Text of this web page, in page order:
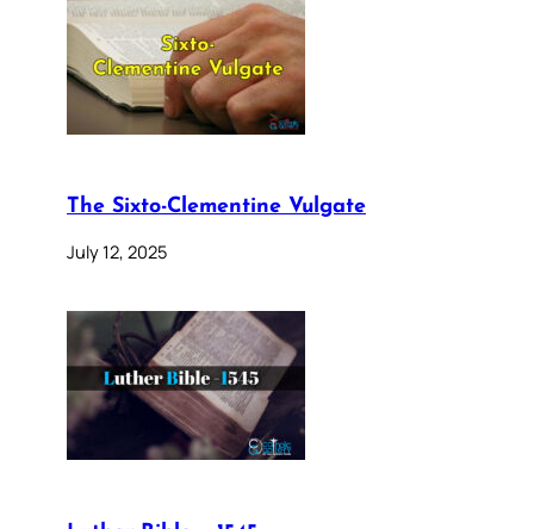
The Sixto-Clementine Vulgate
July 12, 2025